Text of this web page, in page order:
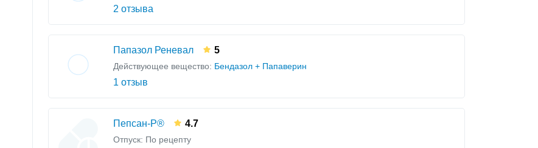
2 отзыва
Папазол Реневал 5
Действующее вещество: Бендазол + Папаверин
1 отзыв
Пепсан-Р® 4.7
Отпуск: По рецепту